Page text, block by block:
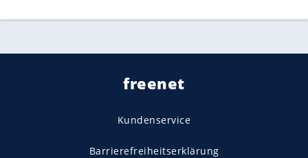
freenet
Kundenservice
Barrierefreiheitserklärung